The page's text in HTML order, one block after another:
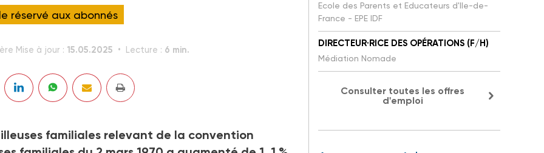
réservé aux abonnés
Mise à jour : 15.05.2025 Lecture : 6 min.
familiales relevant de la convention
Ecole des Parents et Educateurs d'Ile-de-
France - EPE IDF
DIRECTEUR·RICE DES OPÉRATIONS (F/H)
Médiation Nomade
Consulter toutes les offres
d'emploi